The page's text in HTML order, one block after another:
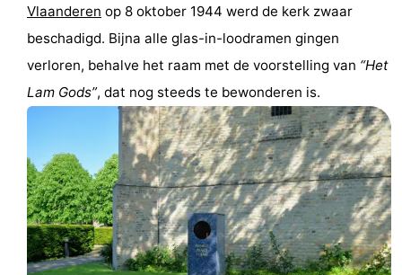
Binnenspeeltuinen
Bowlen
Minigolfbanen
Wellness
centra
Dorpen
Steden
Natuur
Sporten
Vlaanderen op 8 oktober 1944 werd de kerk zwaar
beschadigd. Bijna alle glas-in-loodramen gingen
verloren, behalve het raam met de voorstelling van “Het
Lam Gods”, dat nog steeds te bewonderen is.